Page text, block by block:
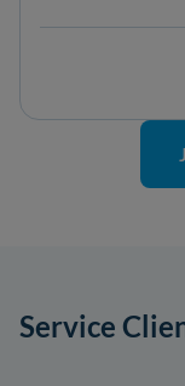
Service